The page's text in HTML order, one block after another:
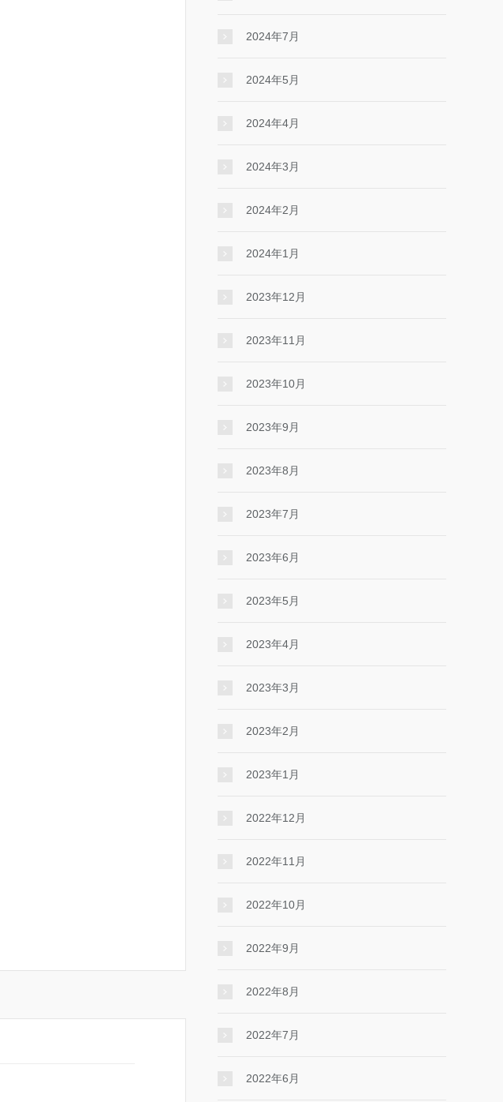
2024年7月
2024年5月
2024年4月
2024年3月
2024年2月
2024年1月
2023年12月
2023年11月
2023年10月
2023年9月
2023年8月
2023年7月
2023年6月
2023年5月
2023年4月
2023年3月
2023年2月
2023年1月
2022年12月
2022年11月
2022年10月
2022年9月
2022年8月
2022年7月
2022年6月